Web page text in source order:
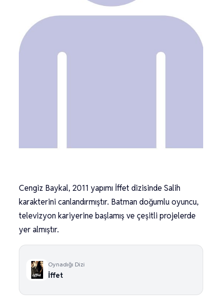
Cengiz Baykal, 2011 yapımı İffet dizisinde Salih
karakterini canlandırmıştır. Batman doğumlu oyuncu,
televizyon kariyerine başlamış ve çeşitli projelerde
yer almıştır.
Oynadığı Dizi
İffet